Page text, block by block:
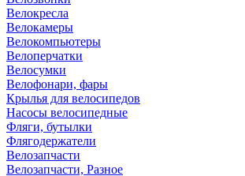
Велокресла
Велокамеры
Велокомпьютеры
Велоперчатки
Велосумки
Велофонари, фары
Крылья для велосипедов
Насосы велосипедные
Фляги, бутылки
Флягодержатели
Велозапчасти
Велозапчасти, Разное